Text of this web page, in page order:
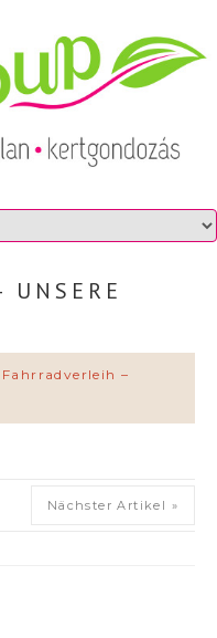
UNSERE
Fahrradverleih –
Nächster Artikel »